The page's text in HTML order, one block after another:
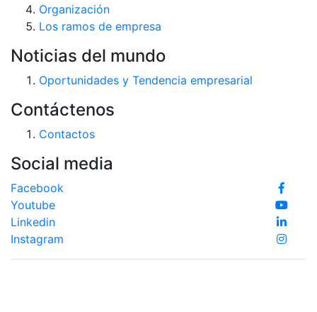
Organización
Los ramos de empresa
Noticias del mundo
Oportunidades y Tendencia empresarial
Contáctenos
Contactos
Social media
Facebook
Youtube
Linkedin
Instagram